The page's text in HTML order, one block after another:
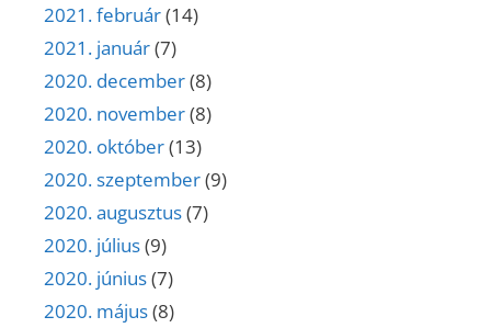
2021. február(14)
2021. január(7)
2020. december(8)
2020. november(8)
2020. október(13)
2020. szeptember(9)
2020. augusztus(7)
2020. július(9)
2020. június(7)
2020. május(8)